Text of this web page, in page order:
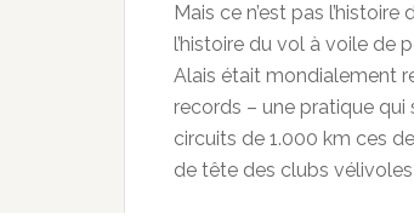
Mais ce n’est pas
l’histoire du vol à voile de
Alais était mondialement
records – une pratique qui
circuits de 1.000 km ces
de tête des clubs